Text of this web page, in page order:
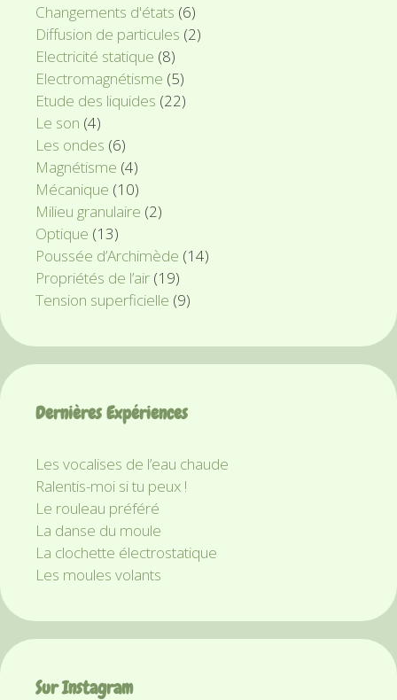
Changements d'états (6)
Diffusion de particules (2)
Electricité statique (8)
Electromagnétisme (5)
Etude des liquides (22)
Le son (4)
Les ondes (6)
Magnétisme (4)
Mécanique (10)
Milieu granulaire (2)
Optique (13)
Poussée d’Archimède (14)
Propriétés de l’air (19)
Tension superficielle (9)
Dernières Expériences
Les vocalises de l’eau chaude
Ralentis-moi si tu peux !
Le rouleau préféré
La danse du moule
La clochette électrostatique
Les moules volants
Sur Instagram